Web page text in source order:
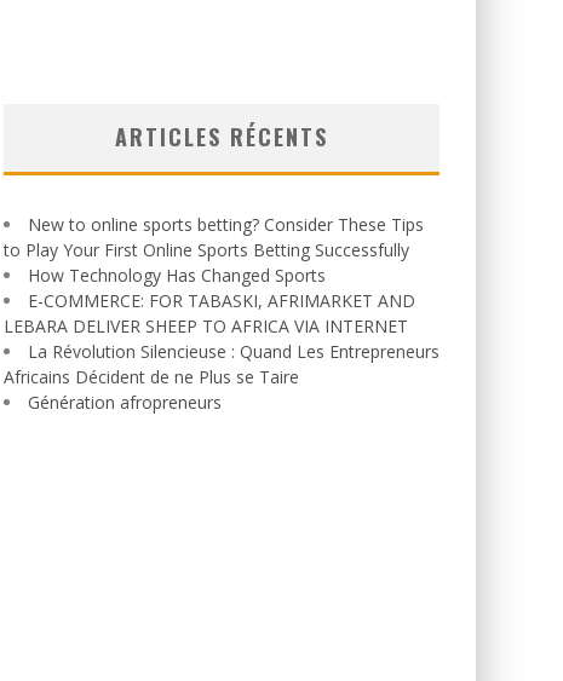
ARTICLES RÉCENTS
New to online sports betting? Consider These Tips
to Play Your First Online Sports Betting Successfully
How Technology Has Changed Sports
E-COMMERCE: FOR TABASKI, AFRIMARKET AND
LEBARA DELIVER SHEEP TO AFRICA VIA INTERNET
La Révolution Silencieuse : Quand Les Entrepreneurs
Africains Décident de ne Plus se Taire
Génération afropreneurs